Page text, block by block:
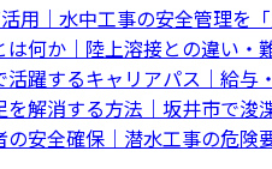
用｜水中工事の安全管理を
は何か｜陸上溶接との違い・
活躍するキャリアパス｜給与
を解消する方法｜坂井市で浚
の安全確保｜潜水工事の危険